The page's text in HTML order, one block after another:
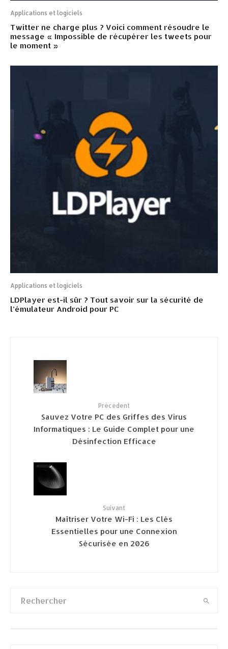
Applications et logiciels
Twitter ne charge plus ? Voici comment résoudre le
message « Impossible de récupérer les tweets pour
le moment »
Applications et logiciels
LDPlayer est-il sûr ? Tout savoir sur la sécurité de
l’émulateur Android pour PC
Précédent
Sauvez Votre PC des Griffes des Virus
Informatiques : Le Guide Complet pour une
Désinfection Efficace
Suivant
Maîtriser Votre Wi-Fi : Les Clés
Essentielles pour une Connexion
Sécurisée en 2026